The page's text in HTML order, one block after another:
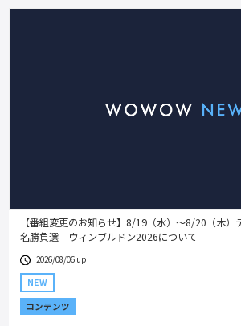
【番組変更のお知らせ】8/19（水）～8/20（木）
名勝負選 ウィンブルドン2026について
2026/08/06 up
コンテンツ
NEW